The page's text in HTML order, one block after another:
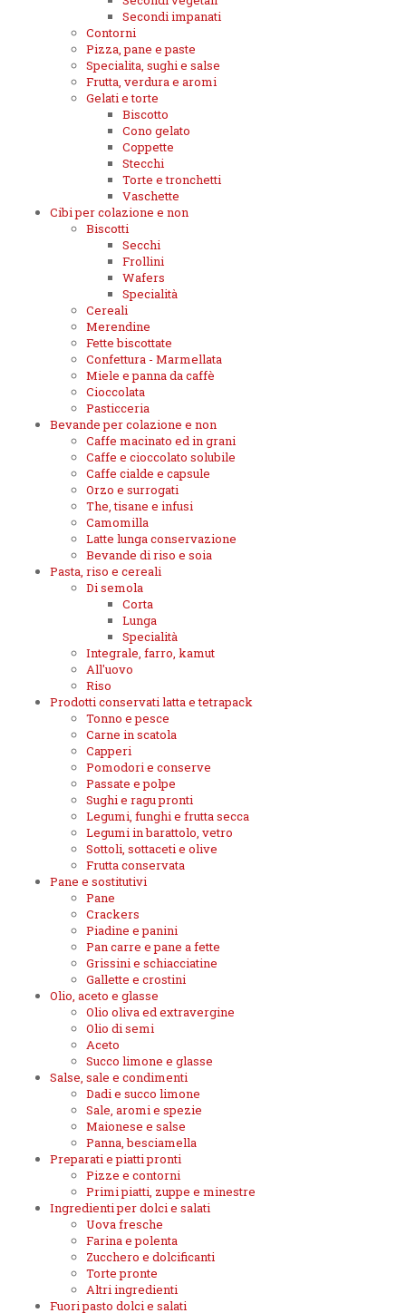
Secondi impanati
Contorni
Pizza, pane e paste
Specialita, sughi e salse
Frutta, verdura e aromi
Gelati e torte
Biscotto
Cono gelato
Coppette
Stecchi
Torte e tronchetti
Vaschette
Cibi per colazione e non
Biscotti
Secchi
Frollini
Wafers
Specialità
Cereali
Merendine
Fette biscottate
Confettura - Marmellata
Miele e panna da caffè
Cioccolata
Pasticceria
Bevande per colazione e non
Caffe macinato ed in grani
Caffe e cioccolato solubile
Caffe cialde e capsule
Orzo e surrogati
The, tisane e infusi
Camomilla
Latte lunga conservazione
Bevande di riso e soia
Pasta, riso e cereali
Di semola
Corta
Lunga
Specialità
Integrale, farro, kamut
All'uovo
Riso
Prodotti conservati latta e tetrapack
Tonno e pesce
Carne in scatola
Capperi
Pomodori e conserve
Passate e polpe
Sughi e ragu pronti
Legumi, funghi e frutta secca
Legumi in barattolo, vetro
Sottoli, sottaceti e olive
Frutta conservata
Pane e sostitutivi
Pane
Crackers
Piadine e panini
Pan carre e pane a fette
Grissini e schiacciatine
Gallette e crostini
Olio, aceto e glasse
Olio oliva ed extravergine
Olio di semi
Aceto
Succo limone e glasse
Salse, sale e condimenti
Dadi e succo limone
Sale, aromi e spezie
Maionese e salse
Panna, besciamella
Preparati e piatti pronti
Pizze e contorni
Primi piatti, zuppe e minestre
Ingredienti per dolci e salati
Uova fresche
Farina e polenta
Zucchero e dolcificanti
Torte pronte
Altri ingredienti
Fuori pasto dolci e salati